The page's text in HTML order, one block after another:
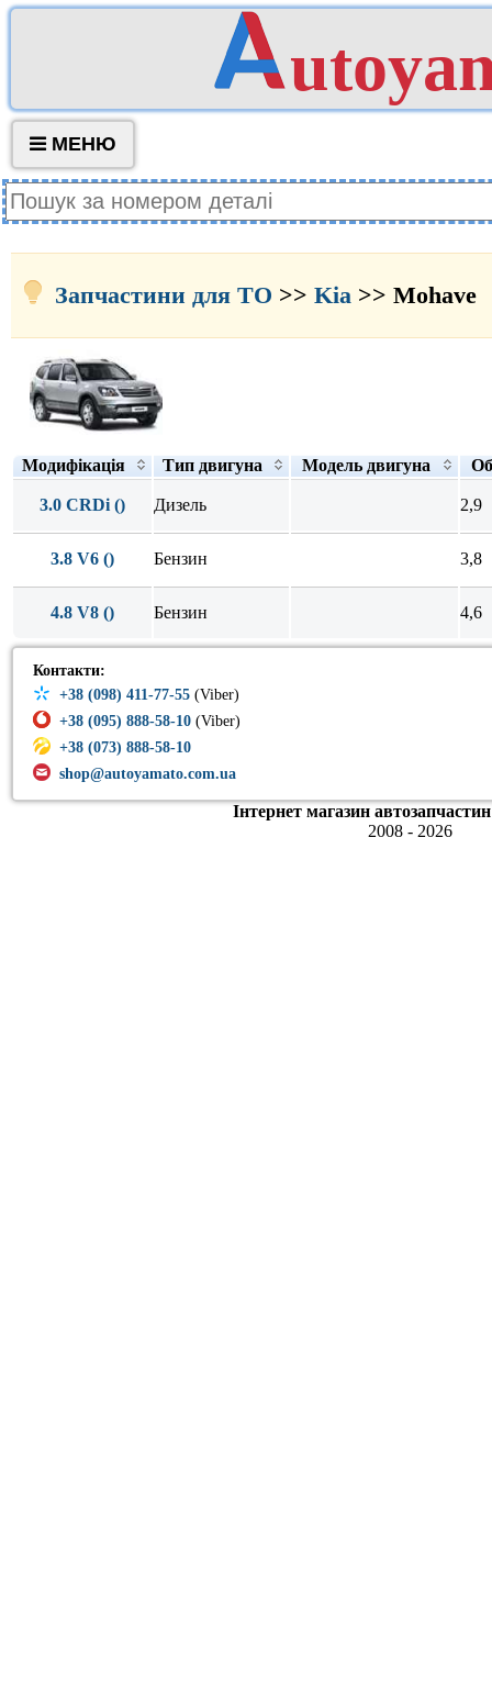
МЕНЮ
Запчастини для ТО >> Kia >> Mohave
Модифікація Тип двигуна Модель двигуна
3.0 CRDi () Дизель 2,9
3.8 V6 () Бензин 3,8
4.8 V8 () Бензин 4,6
Контакти:
+38 (098) 411-77-55 (Viber)
+38 (095) 888-58-10 (Viber)
+38 (073) 888-58-10
shop@autoyamato.com.ua
Інтернет магазин
2008 - 2026